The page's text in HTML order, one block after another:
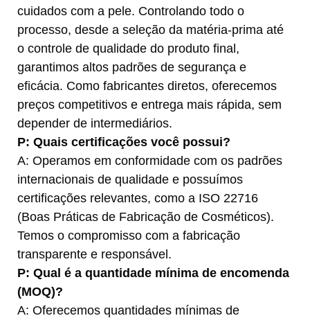
cuidados com a pele. Controlando todo o
processo, desde a seleção da matéria-prima até
o controle de qualidade do produto final,
garantimos altos padrões de segurança e
eficácia. Como fabricantes diretos, oferecemos
preços competitivos e entrega mais rápida, sem
depender de intermediários.
P: Quais certificações você possui?
A: Operamos em conformidade com os padrões
internacionais de qualidade e possuímos
certificações relevantes, como a ISO 22716
(Boas Práticas de Fabricação de Cosméticos).
Temos o compromisso com a fabricação
transparente e responsável.
P: Qual é a quantidade mínima de encomenda
(MOQ)?
A: Oferecemos quantidades mínimas de